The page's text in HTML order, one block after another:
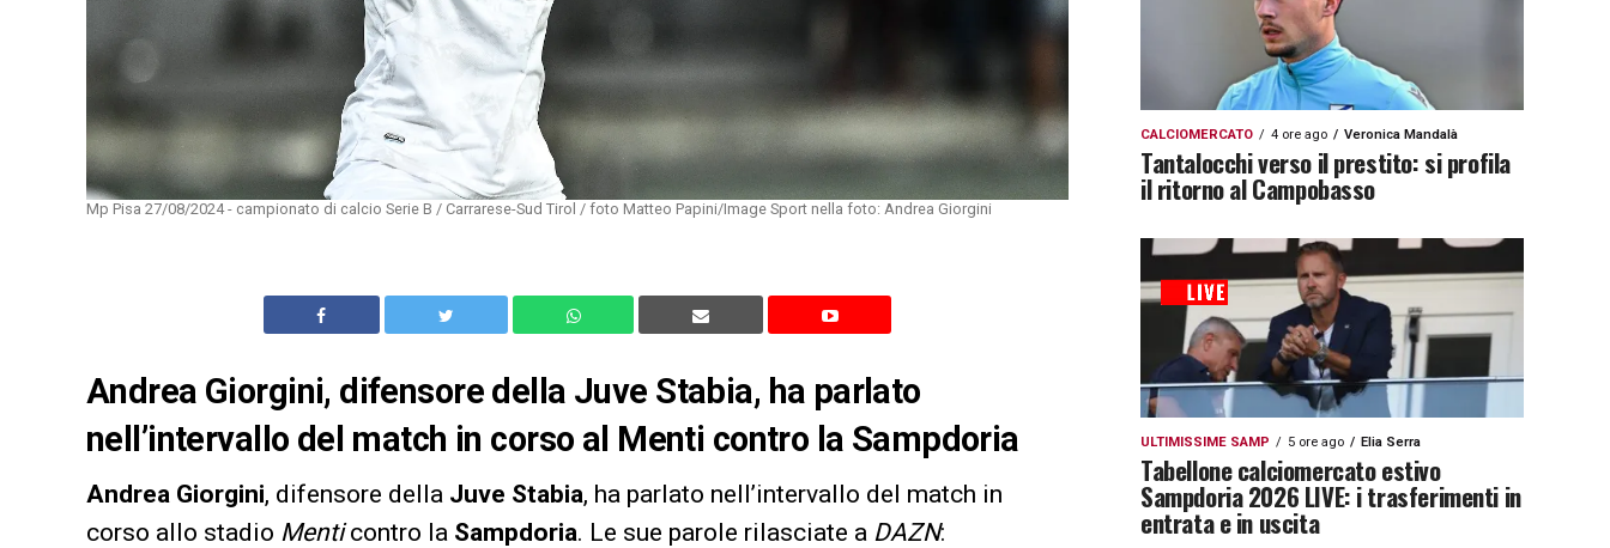
Mp Pisa 27/08/2024 - campionato di calcio Serie B / Carrarese-Sud Tirol / foto Matteo Papini/Image Sport nella foto: Andrea Giorgini
Andrea Giorgini, difensore della Juve Stabia, ha parlato
nell’intervallo del match in corso al Menti contro la Sampdoria
Andrea Giorgini, difensore della Juve Stabia, ha parlato nell’intervallo del match in
corso allo stadio Menticontro la Sampdoria. Le sue parole rilasciate a DAZN:
CALCIOMERCATO 4 ore ago Veronica Mandalà
Tantalocchi verso il prestito: si profila
il ritorno al Campobasso
ULTIMISSIME SAMP 5 ore ago Elia Serra
Tabellone calciomercato estivo
Sampdoria 2026 LIVE: i trasferimenti in
entrata e in uscita